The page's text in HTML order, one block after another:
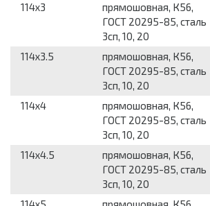
114x3
прямошовная, К56,
ГОСТ 20295-85, сталь
3сп, 10, 20
114x3.5
прямошовная, К56,
ГОСТ 20295-85, сталь
3сп, 10, 20
114x4
прямошовная, К56,
ГОСТ 20295-85, сталь
3сп, 10, 20
114x4.5
прямошовная, К56,
ГОСТ 20295-85, сталь
3сп, 10, 20